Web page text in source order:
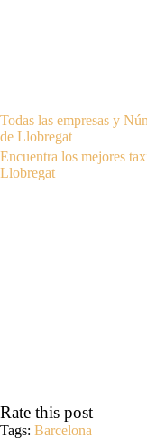
Todas las empresas y
de Llobregat
Encuentra los mejores
Llobregat
Rate this post
Tags: Barcelona